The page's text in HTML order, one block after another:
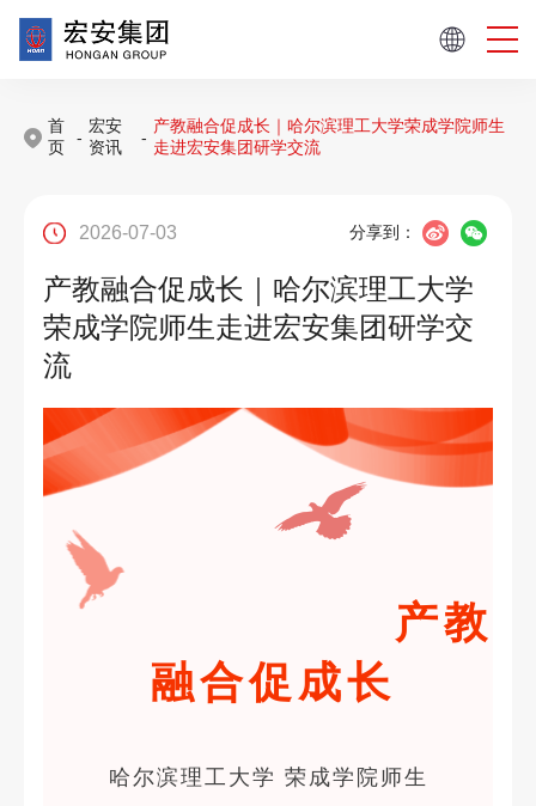
首
页
-
宏安
资讯
-
产教融合促成长｜哈尔滨理工大学荣成学院师生
走进宏安集团研学交流
2026-07-03 分享到：
产教融合促成长｜哈尔滨理工大学
荣成学院师生走进宏安集团研学交
流
产教
融合促成长
哈尔滨理工大学 荣成学院师生